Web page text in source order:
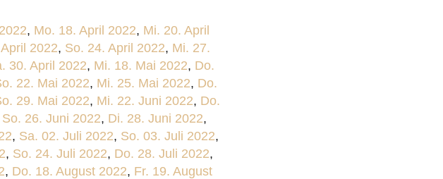
, Mo. 18. April 2022, Mi. 20. April
2022, So. 24. April 2022, Mi. 27.
30. April 2022, Mi. 18. Mai 2022, Do.
22. Mai 2022, Mi. 25. Mai 2022, Do.
29. Mai 2022, Mi. 22. Juni 2022, Do.
So. 26. Juni 2022, Di. 28. Juni 2022,
, Sa. 02. Juli 2022, So. 03. Juli 2022,
, So. 24. Juli 2022, Do. 28. Juli 2022,
, Do. 18. August 2022, Fr. 19. August